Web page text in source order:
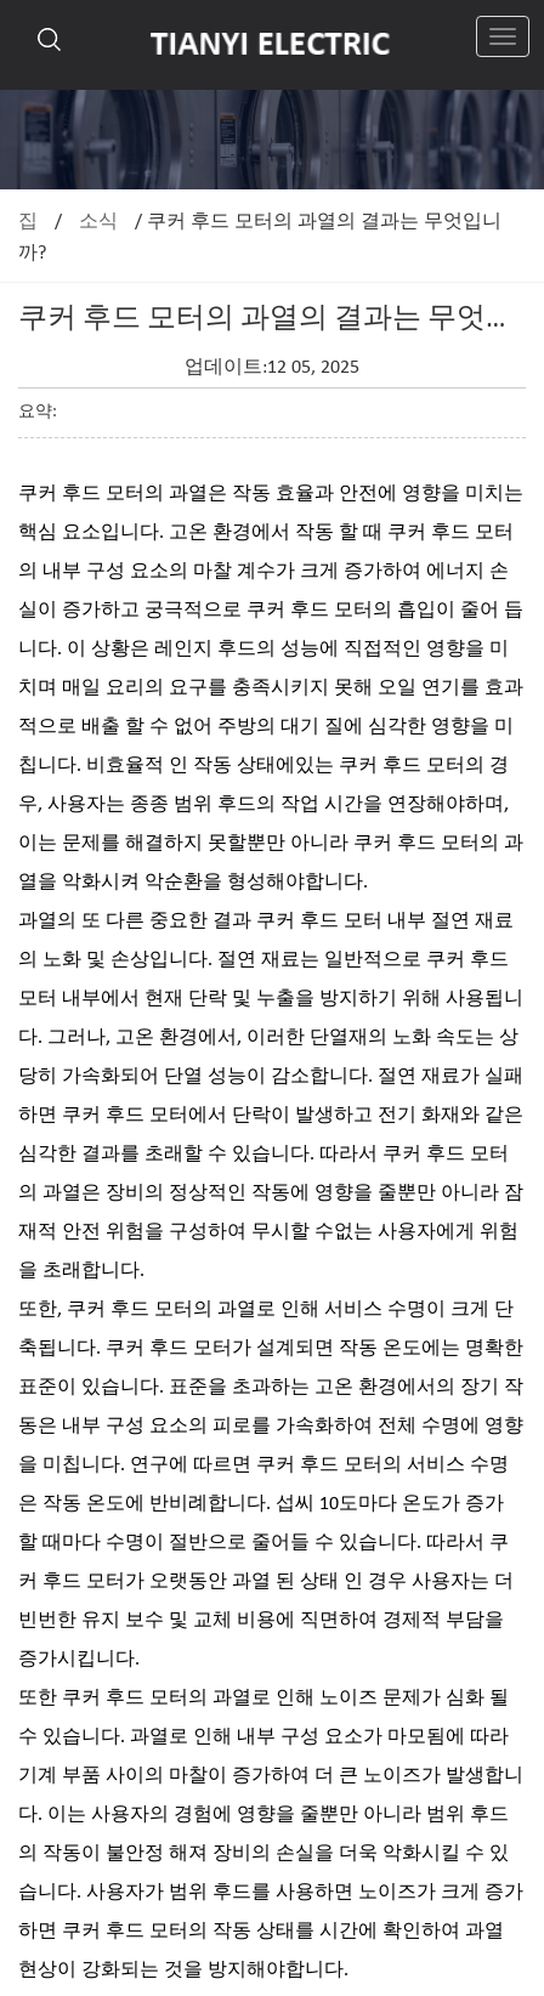
탐
전
집 / 소식 / 쿠커 후드 모터의 과열의 결과는 무엇입니
까?
쿠커 후드 모터의 과열의 결과는 무엇입니까?
업데이트:12 05, 2025
요약:
쿠커 후드 모터의 과열은 작동 효율과 안전에 영향을 미치는
핵심 요소입니다. 고온 환경에서 작동 할 때 쿠커 후드 모터
의 내부 구성 요소의 마찰 계수가 크게 증가하여 에너지 손
실이 증가하고 궁극적으로 쿠커 후드 모터의 흡입이 줄어 듭
니다. 이 상황은 레인지 후드의 성능에 직접적인 영향을 미
치며 매일 요리의 요구를 충족시키지 못해 오일 연기를 효과
적으로 배출 할 수 없어 주방의 대기 질에 심각한 영향을 미
칩니다. 비효율적 인 작동 상태에있는 쿠커 후드 모터의 경
우, 사용자는 종종 범위 후드의 작업 시간을 연장해야하며,
이는 문제를 해결하지 못할뿐만 아니라 쿠커 후드 모터의 과
열을 악화시켜 악순환을 형성해야합니다.
과열의 또 다른 중요한 결과 쿠커 후드 모터 내부 절연 재료
의 노화 및 손상입니다. 절연 재료는 일반적으로 쿠커 후드
모터 내부에서 현재 단락 및 누출을 방지하기 위해 사용됩니
다. 그러나, 고온 환경에서, 이러한 단열재의 노화 속도는 상
당히 가속화되어 단열 성능이 감소합니다. 절연 재료가 실패
하면 쿠커 후드 모터에서 단락이 발생하고 전기 화재와 같은
심각한 결과를 초래할 수 있습니다. 따라서 쿠커 후드 모터
의 과열은 장비의 정상적인 작동에 영향을 줄뿐만 아니라 잠
재적 안전 위험을 구성하여 무시할 수없는 사용자에게 위험
을 초래합니다.
또한, 쿠커 후드 모터의 과열로 인해 서비스 수명이 크게 단
축됩니다. 쿠커 후드 모터가 설계되면 작동 온도에는 명확한
표준이 있습니다. 표준을 초과하는 고온 환경에서의 장기 작
동은 내부 구성 요소의 피로를 가속화하여 전체 수명에 영향
을 미칩니다. 연구에 따르면 쿠커 후드 모터의 서비스 수명
은 작동 온도에 반비례합니다. 섭씨 10도마다 온도가 증가
할 때마다 수명이 절반으로 줄어들 수 있습니다. 따라서 쿠
커 후드 모터가 오랫동안 과열 된 상태 인 경우 사용자는 더
빈번한 유지 보수 및 교체 비용에 직면하여 경제적 부담을
증가시킵니다.
또한 쿠커 후드 모터의 과열로 인해 노이즈 문제가 심화 될
수 있습니다. 과열로 인해 내부 구성 요소가 마모됨에 따라
기계 부품 사이의 마찰이 증가하여 더 큰 노이즈가 발생합니
다. 이는 사용자의 경험에 영향을 줄뿐만 아니라 범위 후드
의 작동이 불안정 해져 장비의 손실을 더욱 악화시킬 수 있
습니다. 사용자가 범위 후드를 사용하면 노이즈가 크게 증가
하면 쿠커 후드 모터의 작동 상태를 시간에 확인하여 과열
현상이 강화되는 것을 방지해야합니다.